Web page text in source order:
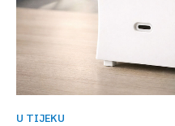
U TIJEKU